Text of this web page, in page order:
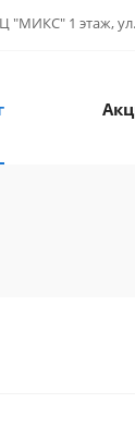
"МИКС" 1 этаж,